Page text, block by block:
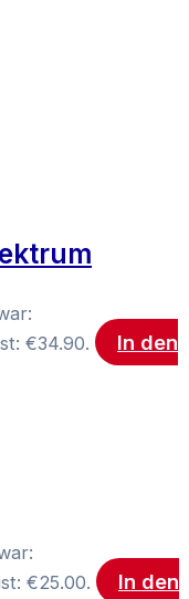
€34.90.
In den
€25.00.
In den